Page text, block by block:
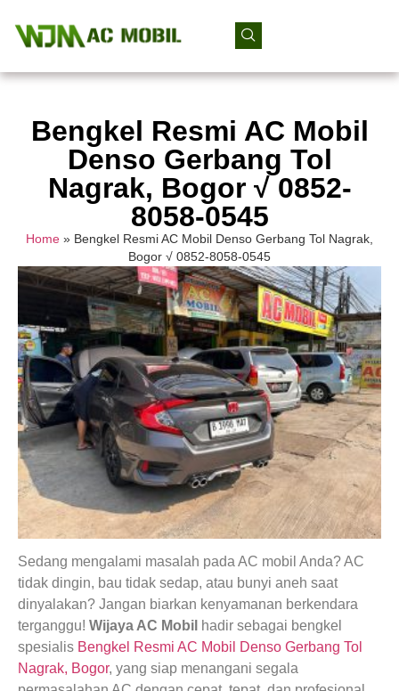
Bengkel Resmi AC Mobil
Denso Gerbang Tol
Nagrak, Bogor √ 0852-
8058-0545
Home » Bengkel Resmi AC Mobil Denso Gerbang Tol Nagrak,
Bogor √ 0852-8058-0545
Sedang mengalami masalah pada AC mobil Anda? AC
tidak dingin, bau tidak sedap, atau bunyi aneh saat
dinyalakan? Jangan biarkan kenyamanan berkendara
terganggu! Wijaya AC Mobil hadir sebagai bengkel
spesialis Bengkel Resmi AC Mobil Denso Gerbang Tol
Nagrak, Bogor, yang siap menangani segala